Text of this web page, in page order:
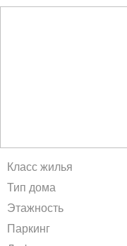
Класс жилья
Тип дома
Этажность
Паркинг